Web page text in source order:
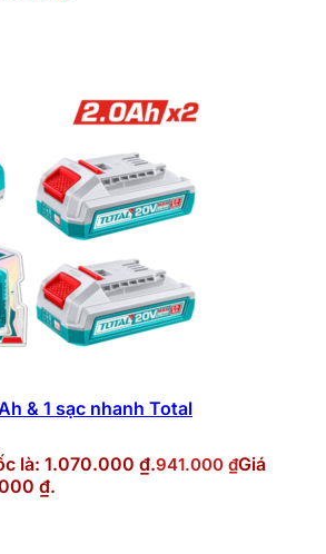
& 1 sạc nhanh Total
là: 1.070.000 ₫.941.000 ₫Giá
₫.